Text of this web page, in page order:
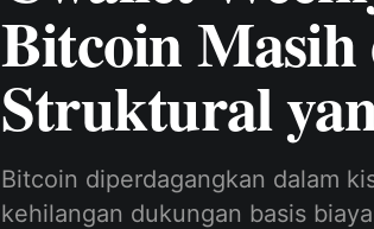
Bitcoin
Struktural
Bitcoin diperdagangkan dalam
kehilangan dukungan basis